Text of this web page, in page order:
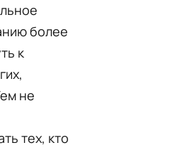
более
к
не
тех, кто